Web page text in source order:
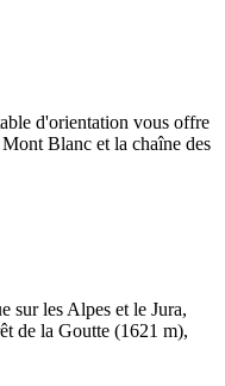
d'orientation vous offre
Blanc et la chaîne des
sur les Alpes et le Jura,
de la Goutte (1621 m),